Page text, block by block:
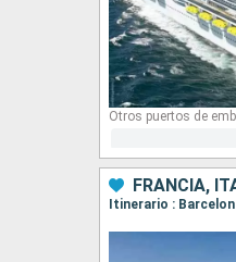
Otros puertos de
FRANCIA,
Itinerario :